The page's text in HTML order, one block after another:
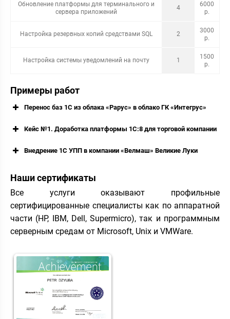
Обновление платформы для терминального и
сервера приложений
4
6000
р.
Настройка резервных копий средствами SQL 2
3000
р.
Настройка системы уведомлений на почту 1
1500
р.
Примеры работ
Перенос баз 1С из облака «Рарус» в облако ГК «Интегрус»
Кейс №1. Доработка платформы 1С:8 для торговой компании
Внедрение 1С УПП в компании «Велмаш» Великие Луки
Наши сертификаты
Все услуги оказывают профильные
сертифицированные специалисты как по аппаратной
части (HP, IBM, Dell, Supermicro), так и программным
серверным средам от Microsoft, Unix и VMWare.